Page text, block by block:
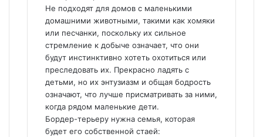
Не подходят для домов с маленькими
домашними животными, такими как хомяки
или песчанки, поскольку их сильное
стремление к добыче означает, что они
будут инстинктивно хотеть охотиться или
преследовать их. Прекрасно ладять с
детьми, но их энтузиазм и общая бодрость
означают, что лучше присматривать за ними,
когда рядом маленькие дети.
Бордер-терьеру нужна семья, которая
будет его собственной стаей: